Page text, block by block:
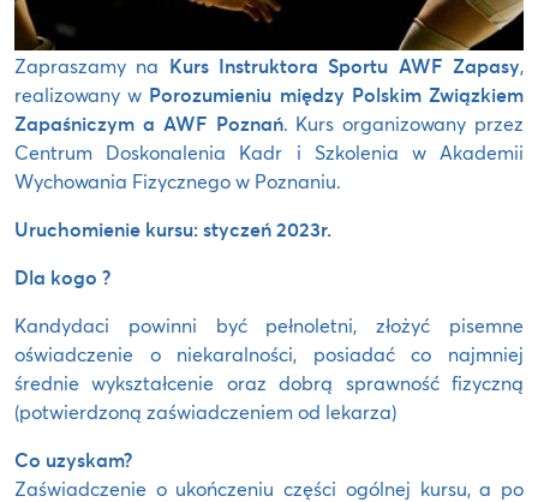
Zapraszamy na Kurs Instruktora Sportu AWF Zapasy,
realizowany w Porozumieniu między Polskim Związkiem
Zapaśniczym a AWF Poznań. Kurs organizowany przez
Centrum Doskonalenia Kadr i Szkolenia w Akademii
Wychowania Fizycznego w Poznaniu.
Uruchomienie kursu:styczeń 2023r.
Dla kogo ?
Kandydaci powinni być pełnoletni, złożyć pisemne
oświadczenie o niekaralności, posiadać co najmniej
średnie wykształcenie oraz dobrą sprawność fizyczną
(potwierdzoną zaświadczeniem od lekarza)
Co uzyskam?
Zaświadczenie o ukończeniu części ogólnej kursu, a po